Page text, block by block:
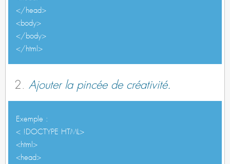
</head>
<body>
</body>
</html>
Ajouter la pincée de créativité.
Exemple :
< !DOCTYPE HTML>
<html>
<head>